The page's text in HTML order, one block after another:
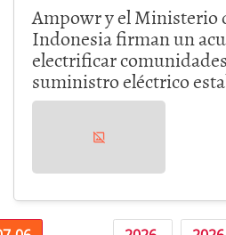
Ampowr y el Ministerio
Indonesia firman un
electrificar
suministro eléctrico